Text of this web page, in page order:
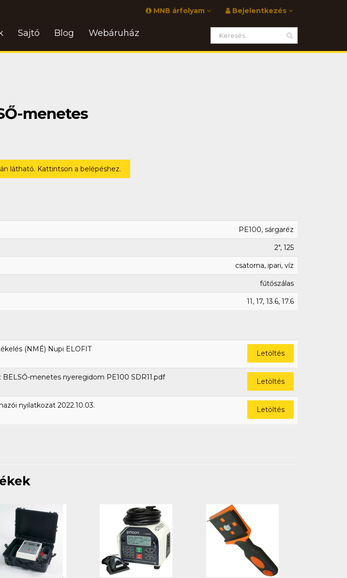
Bejelentkezés
MNB árfolyam
Sajtó Blog Webáruház
menetes
látható. Kattintson a belépéshez.
PE100, sárgaréz
2", 125
csatorna, ipari, víz
fűtőszálas
11, 17, 13.6, 17.6
(NMÉ) Nupi ELOFIT Letöltés
menetes nyeregidom PE100 SDR11.pdf Letöltés
nyilatkozat 2022.10.03. Letöltés